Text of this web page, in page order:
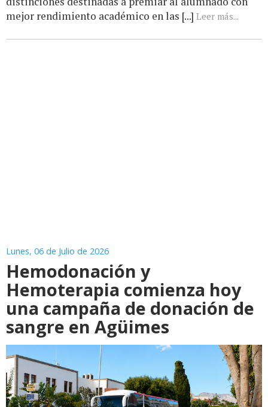
mejor rendimiento académico en las [...] Leer más...
Lunes, 06 de Julio de 2026
Hemodonación y
Hemoterapia comienza hoy
una campaña de donación de
sangre en Agüimes